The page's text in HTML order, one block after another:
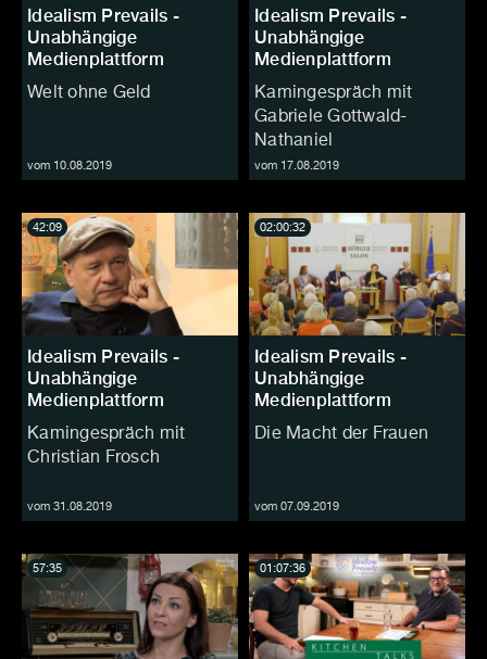
Idealism Prevails -
Unabhängige
Medienplattform
Welt ohne Geld
vom 10.08.2019
Idealism Prevails -
Unabhängige
Medienplattform
Kamingespräch mit
Gabriele Gottwald-
Nathaniel
vom 17.08.2019
Idealism Prevails -
Unabhängige
Medienplattform
Kamingespräch mit
Christian Frosch
vom 31.08.2019
42:09
Idealism Prevails -
Unabhängige
Medienplattform
Die Macht der Frauen
vom 07.09.2019
02:00:32
57:35 01:07:36